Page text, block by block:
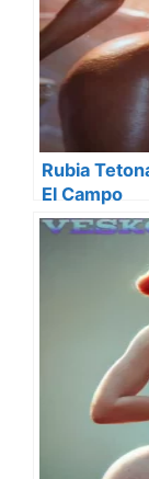
Rubia
El Campo